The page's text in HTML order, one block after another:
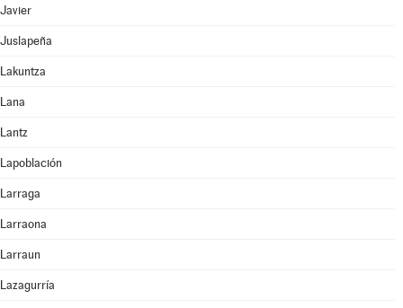
Javier
Juslapeña
Lakuntza
Lana
Lantz
Lapoblación
Larraga
Larraona
Larraun
Lazagurría